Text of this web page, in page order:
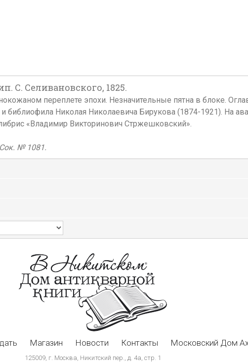
С. Селивановского, 1825.
переплете эпохи. Незначительные пятна в блоке.
библиофила Николая Николаевича Бирукова (1874-1921). На
«Владимир Викторинович Стржешковский».
№ 1081.
Магазин Новости Контакты Московский Дом
125009, г. Москва, Никитский пер., д. 4а, стр. 1